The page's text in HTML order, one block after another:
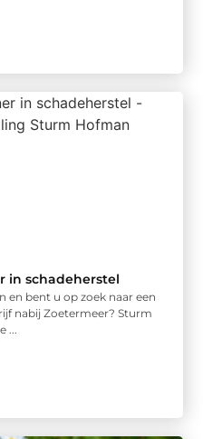
in schadeherstel
en bent u op zoek naar een
nabij Zoetermeer? Sturm